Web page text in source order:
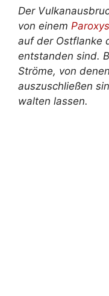
Der
von einem
auf der Ostflanke
entstanden sind.
Ströme, von
auszuschließen
walten lassen.